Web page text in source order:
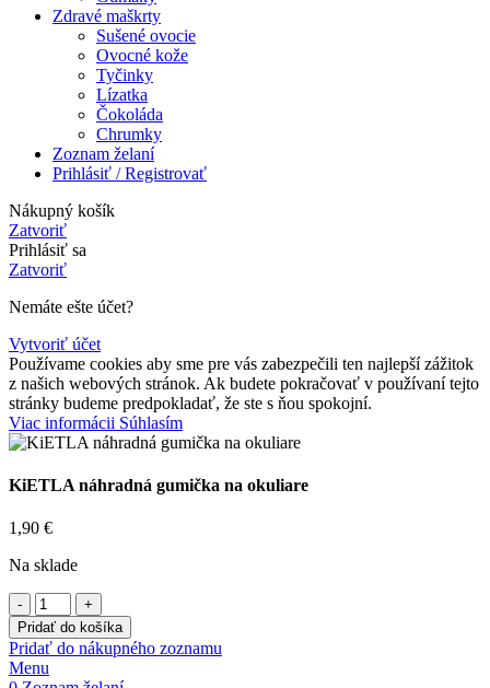
Zdravé maškrty
Sušené ovocie
Ovocné kože
Tyčinky
Lízatka
Čokoláda
Chrumky
Zoznam želaní
Prihlásiť / Registrovať
Nákupný košík
Zatvoriť
Prihlásiť sa
Zatvoriť
Nemáte ešte účet?
Vytvoriť účet
Používame cookies aby sme pre vás zabezpečili ten najlepší zážitok
z našich webových stránok. Ak budete pokračovať v používaní tejto
stránky budeme predpokladať, že ste s ňou spokojní.
Viac informácii Viac
informácii
Súhlasím
KiETLA náhradná gumička na okuliare
1,90 €
Na sklade
množstvo
KiETLA
náhradná
gumička
na
Pridať do košíka
Pridať do nákupného zoznamu
Menu